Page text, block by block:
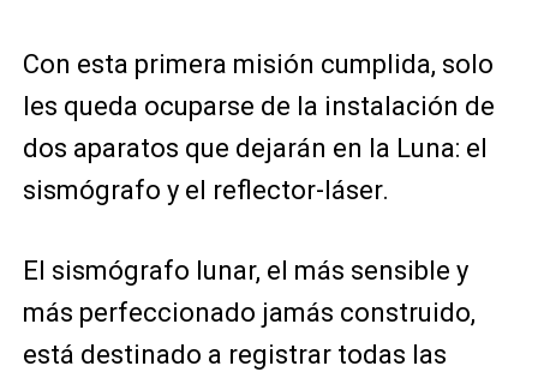
Con esta primera misión cumplida, solo
les queda ocuparse de la instalación de
dos aparatos que dejarán en la Luna: el
sismógrafo y el reflector-láser.
El sismógrafo lunar, el más sensible y
más perfeccionado jamás construido,
está destinado a registrar todas las